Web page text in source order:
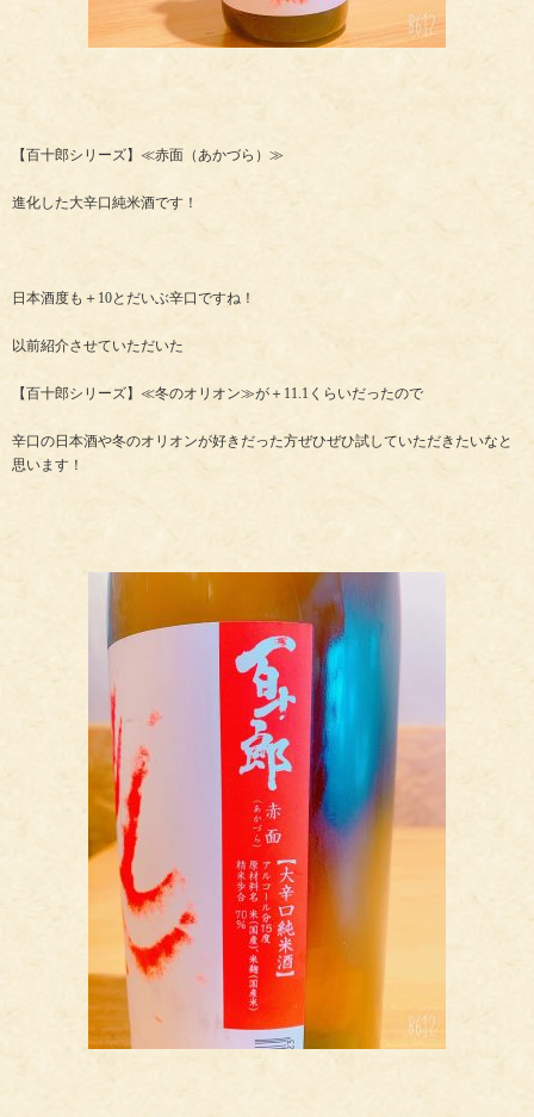
【百十郎シリーズ】≪赤面（あかづら）≫
進化した大辛口純米酒です！
日本酒度も＋10とだいぶ辛口ですね！
以前紹介させていただいた
【百十郎シリーズ】≪冬のオリオン≫が＋11.1くらいだったので
辛口の日本酒や冬のオリオンが好きだった方ぜひぜひ試していただきたいなと
思います！